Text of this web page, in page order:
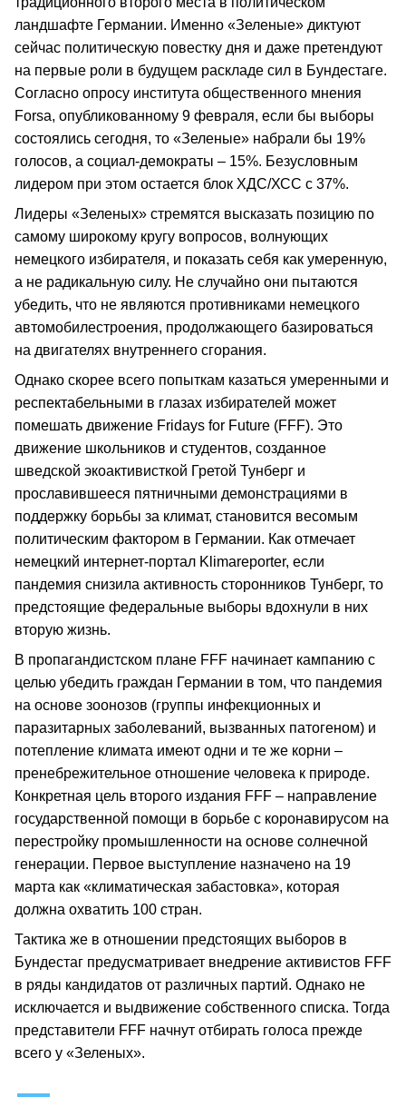
ландшафте Германии. Именно «Зеленые» диктуют
сейчас политическую повестку дня и даже претендуют
на первые роли в будущем раскладе сил в Бундестаге.
Согласно опросу института общественного мнения
Forsa, опубликованному 9 февраля, если бы выборы
состоялись сегодня, то «Зеленые» набрали бы 19%
голосов, а социал-демократы – 15%. Безусловным
лидером при этом остается блок ХДС/ХСС с 37%.
Лидеры «Зеленых» стремятся высказать позицию по
самому широкому кругу вопросов, волнующих
немецкого избирателя, и показать себя как умеренную,
а не радикальную силу. Не случайно они пытаются
убедить, что не являются противниками немецкого
автомобилестроения, продолжающего базироваться
на двигателях внутреннего сгорания.
Однако скорее всего попыткам казаться умеренными и
респектабельными в глазах избирателей может
помешать движение Fridays for Future (FFF). Это
движение школьников и студентов, созданное
шведской экоактивисткой Гретой Тунберг и
прославившееся пятничными демонстрациями в
поддержку борьбы за климат, становится весомым
политическим фактором в Германии. Как отмечает
немецкий интернет-портал Klimareporter, если
пандемия снизила активность сторонников Тунберг, то
предстоящие федеральные выборы вдохнули в них
вторую жизнь.
В пропагандистском плане FFF начинает кампанию с
целью убедить граждан Германии в том, что пандемия
на основе зоонозов (группы инфекционных и
паразитарных заболеваний, вызванных патогеном) и
потепление климата имеют одни и те же корни –
пренебрежительное отношение человека к природе.
Конкретная цель второго издания FFF – направление
государственной помощи в борьбе с коронавирусом на
перестройку промышленности на основе солнечной
генерации. Первое выступление назначено на 19
марта как «климатическая забастовка», которая
должна охватить 100 стран.
Тактика же в отношении предстоящих выборов в
Бундестаг предусматривает внедрение активистов FFF
в ряды кандидатов от различных партий. Однако не
исключается и выдвижение собственного списка. Тогда
представители FFF начнут отбирать голоса прежде
всего у «Зеленых».